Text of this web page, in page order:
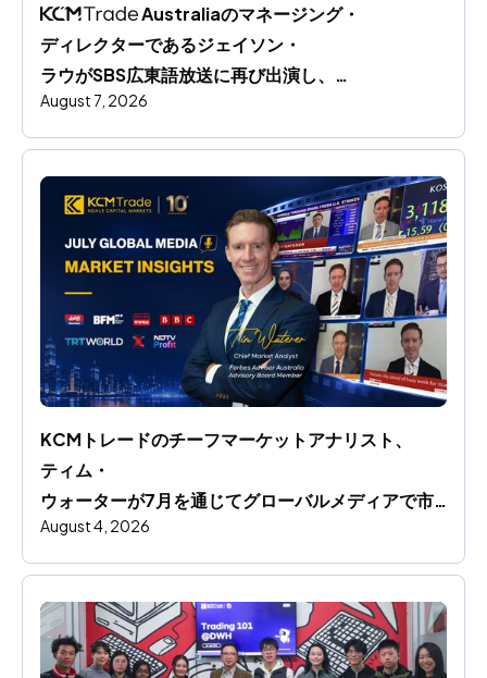
Australiaのマネージング・
ディレクターであるジェイソン・
ラウがSBS広東語放送に再び出演し、
円相場の動向と世界市場への影響を分析
August 7, 2026
KCMトレードのチーフマーケットアナリスト、
ティム・
ウォーターが7月を通じてグローバルメディアで市
場洞察を共有します
August 4, 2026